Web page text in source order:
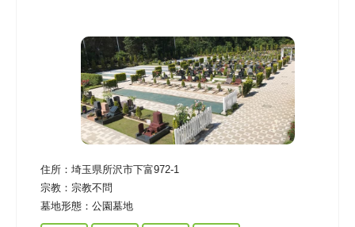
住所： 埼玉県所沢市下富972-1
宗教： 宗教不問
墓地形態： 公園墓地